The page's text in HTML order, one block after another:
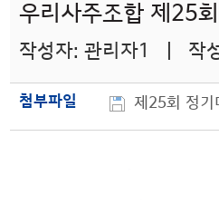
우리사주조합 제25
작성자: 관리자1 | 작
첨부파일 제25회 정